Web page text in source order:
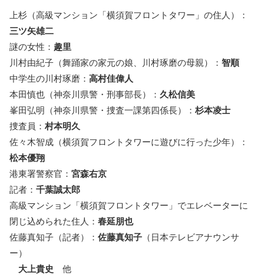
上杉（高級マンション「横須賀フロントタワー」の住人）：
三ツ矢雄二
謎の女性： 趣里
川村由紀子（舞踊家の家元の娘、川村琢磨の母親）： 智順
中学生の川村琢磨： 高村佳偉人
本田慎也（神奈川県警・刑事部長）： 久松信美
峯田弘明（神奈川県警・捜査一課第四係長）： 杉本凌士
捜査員： 村本明久
佐々木智成（横須賀フロントタワーに遊びに行った少年）：
松本優翔
港東署警察官： 宮森右京
記者： 千葉誠太郎
高級マンション「横須賀フロントタワー」でエレベーターに
閉じ込められた住人： 春延朋也
佐藤真知子（記者）： 佐藤真知子 （日本テレビアナウンサ
ー）
大上貴史
他